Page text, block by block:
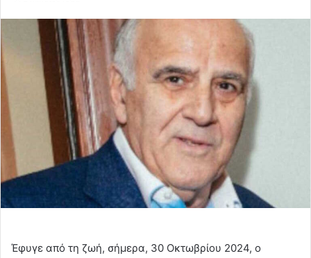
Έφυγε από τη ζωή, σήμερα, 30 Οκτωβρίου 2024, ο